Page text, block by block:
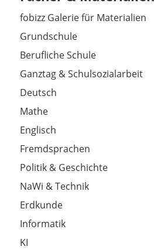
fobizz Galerie für Materialien
Grundschule
Berufliche Schule
Ganztag & Schulsozialarbeit
Deutsch
Mathe
Englisch
Fremdsprachen
Politik & Geschichte
NaWi & Technik
Erdkunde
Informatik
KI